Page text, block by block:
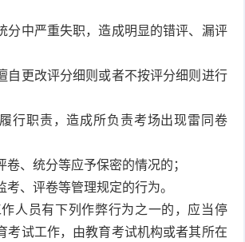
分中严重失职，造成明显的错评、漏评
自更改评分细则或者不按评分细则进行
行职责，造成所负责考场出现雷同卷
卷、统分等应予保密的情况的；
考、评卷等管理规定的行为。
人员有下列作弊行为之一的，应当停
考试工作，由教育考试机构或者其所在